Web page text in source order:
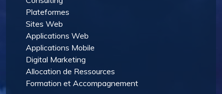
Plateformes
Sites Web
Applications Web
Applications Mobile
Digital Marketing
Allocation de Ressources
Formation et Accompagnement